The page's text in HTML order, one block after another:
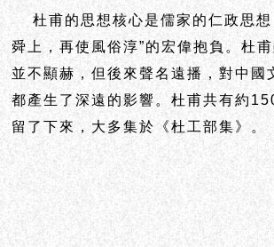
杜甫的思想核心是儒家的仁政思想
舜上，再使風俗淳”的宏偉抱負。杜
並不顯赫，但後來聲名遠播，對中國
都產生了深遠的影響。杜甫共有約
留了下來，大多集於《杜工部集》。